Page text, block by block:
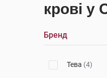
крові у
Бренд
Тева (4)